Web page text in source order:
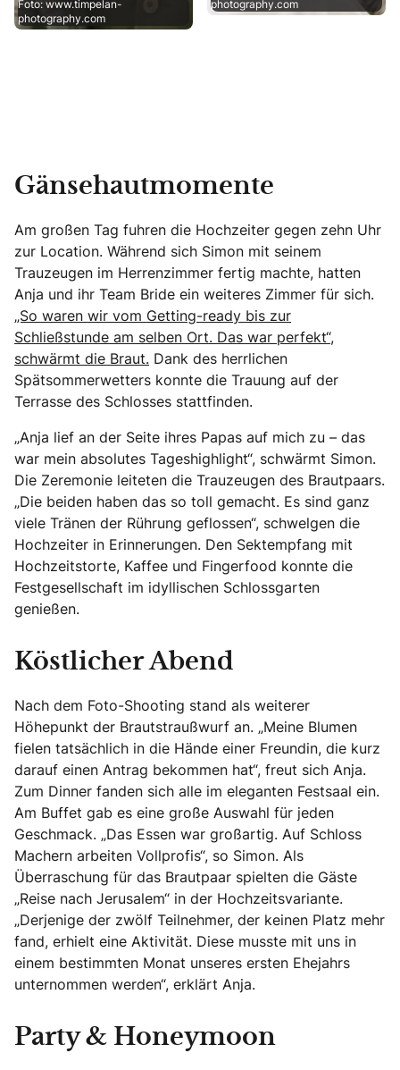
Foto: www.timpelan-
photography.com
photography.com
Gänsehautmomente
Am großen Tag fuhren die Hochzeiter gegen zehn Uhr
zur Location. Während sich Simon mit seinem
Trauzeugen im Herrenzimmer fertig machte, hatten
Anja und ihr Team Bride ein weiteres Zimmer für sich.
„So waren wir vom Getting-ready bis zur
Schließstunde am selben Ort. Das war perfekt“,
schwärmt die Braut. Dank des herrlichen
Spätsommerwetters konnte die Trauung auf der
Terrasse des Schlosses stattfinden.
„Anja lief an der Seite ihres Papas auf mich zu – das
war mein absolutes Tageshighlight“, schwärmt Simon.
Die Zeremonie leiteten die Trauzeugen des Brautpaars.
„Die beiden haben das so toll gemacht. Es sind ganz
viele Tränen der Rührung geflossen“, schwelgen die
Hochzeiter in Erinnerungen. Den Sektempfang mit
Hochzeitstorte, Kaffee und Fingerfood konnte die
Festgesellschaft im idyllischen Schlossgarten
genießen.
Köstlicher Abend
Nach dem Foto-Shooting stand als weiterer
Höhepunkt der Brautstraußwurf an. „Meine Blumen
fielen tatsächlich in die Hände einer Freundin, die kurz
darauf einen Antrag bekommen hat“, freut sich Anja.
Zum Dinner fanden sich alle im eleganten Festsaal ein.
Am Buffet gab es eine große Auswahl für jeden
Geschmack. „Das Essen war großartig. Auf Schloss
Machern arbeiten Vollprofis“, so Simon. Als
Überraschung für das Brautpaar spielten die Gäste
„Reise nach Jerusalem“ in der Hochzeitsvariante.
„Derjenige der zwölf Teilnehmer, der keinen Platz mehr
fand, erhielt eine Aktivität. Diese musste mit uns in
einem bestimmten Monat unseres ersten Ehejahrs
unternommen werden“, erklärt Anja.
Party & Honeymoon